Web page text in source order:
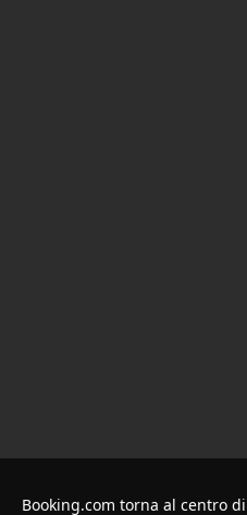
Booking.com torna al centro